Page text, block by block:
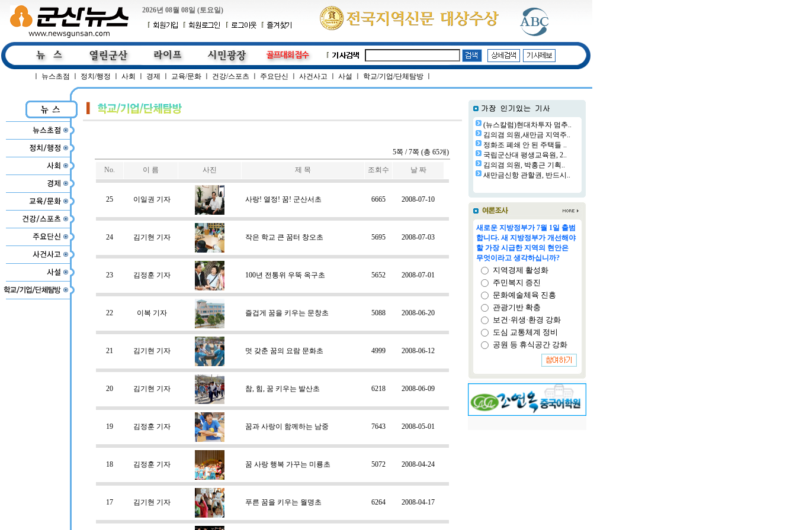
2026년 08월 08일 (토요일)
뉴스초점 정치/행정 사회 경제 교육/문화 건강/스포츠 주요단신 사건사고 사설 학교/기업/단체탐방
5쪽 / 7쪽 (총 65개)
No. 이 름 사진 제 목 조회수 날 짜
25 이일권 기자 사랑! 열정! 꿈! 군산서초 6665 2008-07-10
24 김기현 기자 작은 학교 큰 꿈터 창오초 5695 2008-07-03
23 김정훈 기자 100년 전통위 우뚝 옥구초 5652 2008-07-01
22 이복 기자 즐겁게 꿈을 키우는 문창초 5088 2008-06-20
21 김기현 기자 멋 갖춘 꿈의 요람 문화초 4999 2008-06-12
20 김기현 기자 참, 힘, 꿈 키우는 발산초 6218 2008-06-09
19 김정훈 기자 꿈과 사랑이 함께하는 남중 7643 2008-05-01
18 김정훈 기자 꿈 사랑 행복 가꾸는 미룡초 5072 2008-04-24
17 김기현 기자 푸른 꿈을 키우는 월명초 6264 2008-04-17
(뉴스칼럼)현대차투자 멈추..
김의겸 의원,새만금 지역주..
정화조 폐쇄 안 된 주택들 ..
국립군산대 평생교육원, 2..
김의겸 의원, 박홍근 기획..
새만금신항 관할권, 반드시..
새로운 지방정부가 7월 1일 출범
합니다. 새 지방정부가 개선해야
할 가장 시급한 지역의 현안은
무엇이라고 생각하십니까?
지역경제 활성화
주민복지 증진
문화예술체육 진흥
관광기반 확충
보건·위생·환경 강화
도심 교통체계 정비
공원 등 휴식공간 강화